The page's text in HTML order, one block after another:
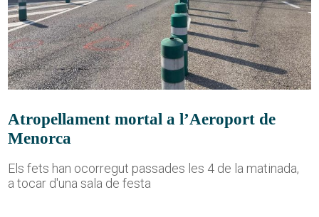
Atropellament mortal a l’Aeroport de
Menorca
Els fets han ocorregut passades les 4 de la matinada,
a tocar d'una sala de festa